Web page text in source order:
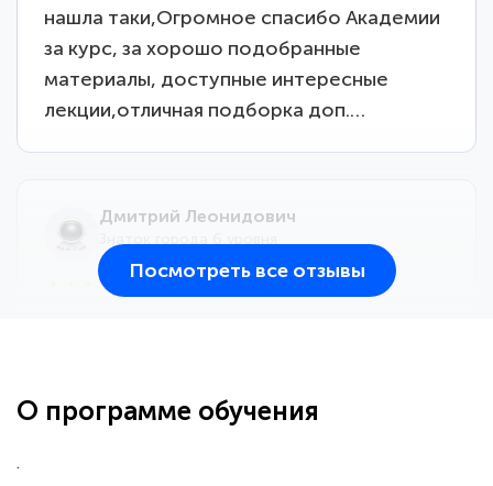
нашла таки,Огромное спасибо Академии
за курс, за хорошо подобранные
материалы, доступные интересные
лекции,отличная подборка доп.…
Дмитрий Леонидович
большое количество методических
Посмотреть все отзывы
О программе обучения
.